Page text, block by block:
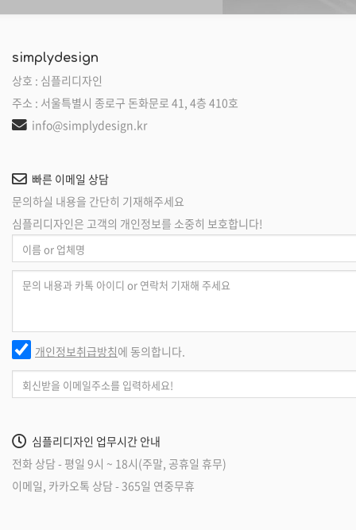
simplydesign
상호 : 심플리디자인
주소 : 서울특별시 종로구 돈화문로 41, 4층 410호
info@simplydesign.kr
빠른 이메일 상담
문의하실 내용을 간단히 기재해주세요
심플리디자인은 고객의 개인정보를 소중히 보호합니다!
개인정보취급방침에 동의합니다.
심플리디자인 업무시간 안내
전화 상담 - 평일 9시 ~ 18시(주말, 공휴일 휴무)
이메일, 카카오톡 상담 - 365일 연중무휴